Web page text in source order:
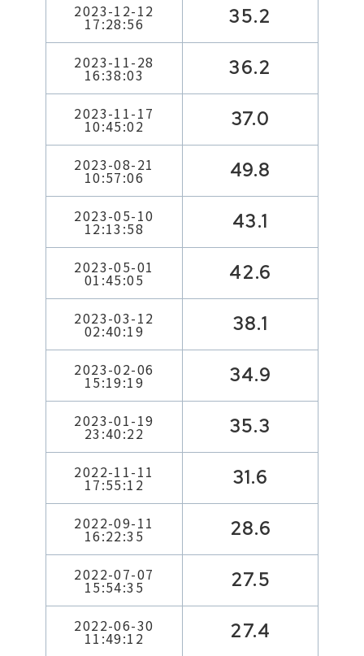
2023-12-12
17:28:56 35.2
2023-11-28
16:38:03 36.2
2023-11-17
10:45:02 37.0
2023-08-21
10:57:06 49.8
2023-05-10
12:13:58 43.1
2023-05-01
01:45:05 42.6
2023-03-12
02:40:19 38.1
2023-02-06
15:19:19 34.9
2023-01-19
23:40:22 35.3
2022-11-11
17:55:12 31.6
2022-09-11
16:22:35 28.6
2022-07-07
15:54:35 27.5
2022-06-30
11:49:12 27.4